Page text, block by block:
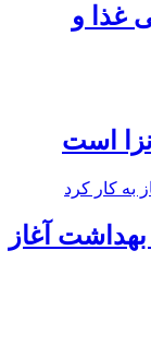
غذا و
است
آغاز